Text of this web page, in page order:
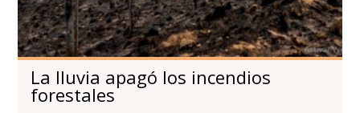
La lluvia apagó los incendios
forestales